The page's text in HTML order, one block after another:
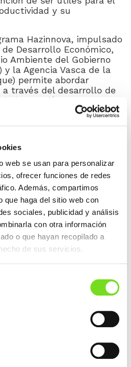
web se usan para personalizar
ofrecer funciones de redes
Además, compartimos
que haga del sitio web con
sociales, publicidad y análisis
con otra información
o que hayan recopilado a
de sus servicios.
y su
Hazinnova, impulsado
Desarrollo Económico,
Ambiente del Gobierno
y la Agencia Vasca de la
permite abordar
través del desarrollo de
innovación que, pese a
son capaces de
unos pocos meses; es
de experiencia en la
este tipo de proyectos. Es
largo plazo por la
herramienta clave para
las pymes vascas.
se abrirá la inscripción
solicitar las ayudas
daremos a conocer
nueva convocatoria. Para
de consulta se podrá